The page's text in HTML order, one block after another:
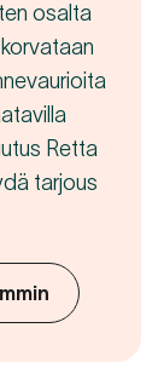
osalta
Retta
tarjous